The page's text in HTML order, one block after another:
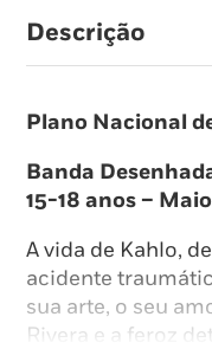
Descrição
Plano Nacional
Banda
15-18 anos –
A vida de Kahlo,
acidente
sua arte, o seu
Rivera e a feroz